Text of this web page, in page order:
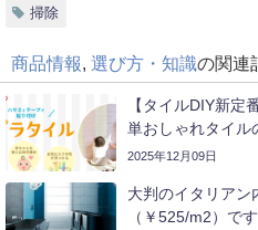
掃除
商品情報, 選び方・知識の関連
【タイルDIY新定
単おしゃれタイル
2025年12月09日
大判のイタリアン
（￥525/m2）です